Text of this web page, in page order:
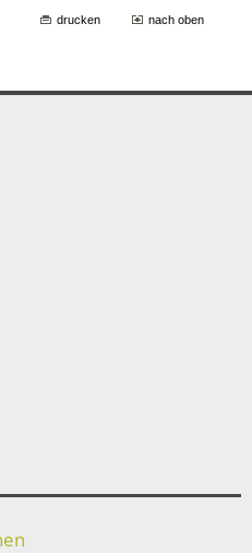
drucken nach oben